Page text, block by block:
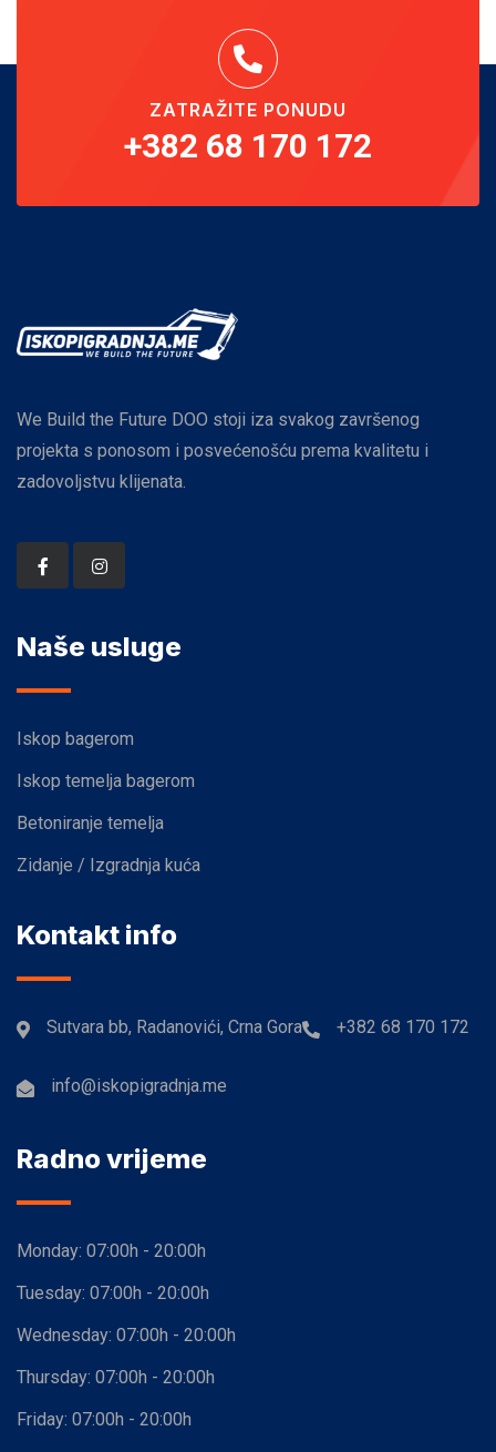
ZATRAŽITE PONUDU
+382 68 170 172
We Build the Future DOO stoji iza svakog završenog
projekta s ponosom i posvećenošću prema kvalitetu i
zadovoljstvu klijenata.
Naše usluge
Iskop bagerom
Iskop temelja bagerom
Betoniranje temelja
Zidanje / Izgradnja kuća
Kontakt info
Sutvara bb, Radanovići, Crna Gora +382 68 170 172
info@iskopigradnja.me
Radno vrijeme
Monday: 07:00h - 20:00h
Tuesday: 07:00h - 20:00h
Wednesday: 07:00h - 20:00h
Thursday: 07:00h - 20:00h
Friday: 07:00h - 20:00h